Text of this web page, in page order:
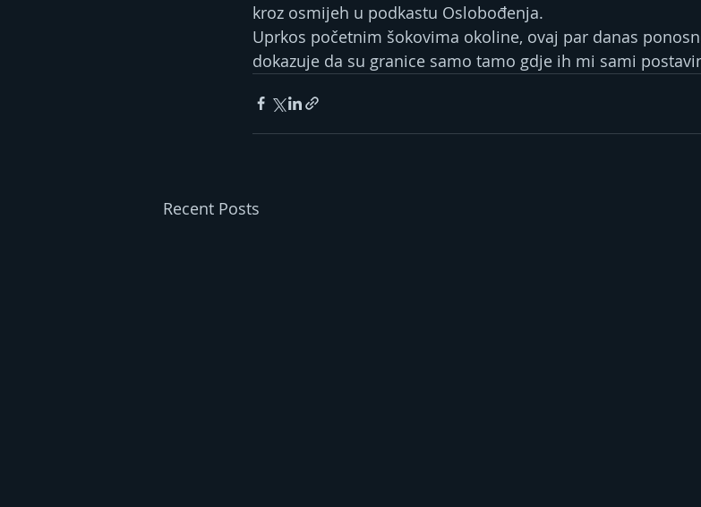
kroz osmijeh u podkastu Oslobođenja.
Uprkos početnim šokovima okoline, ovaj par danas
dokazuje da su granice samo tamo gdje ih mi sami
Recent Posts